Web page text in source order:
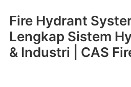
Fire Hydrant
Lengkap Sistem
& Industri | CAS